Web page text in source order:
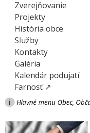
Zverejňovanie
Projekty
História obce
Služby
Kontakty
Galéria
Kalendár podujatí
Farnosť ↗
i Hlavné menu Obec,